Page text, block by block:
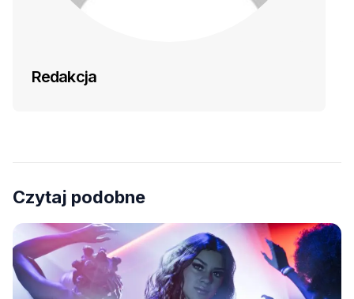
Redakcja
Czytaj podobne